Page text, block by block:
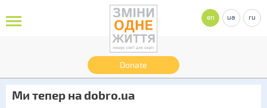
Donate
en ua ru
Ми тепер на dobro.ua